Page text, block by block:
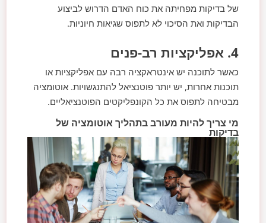
של בדיקות מפחיתה את כוח האדם הדרוש לביצוע
הבדיקות ואת הסיכוי לא לתפוס שגיאות חיוניות.
4. אפליקציות רב-פנים
כאשר לתוכנה יש אינטראקציה רבה עם אפליקציות או
תוכנות אחרות, יש יותר פוטנציאל להתנגשויות. אוטומציה
מבטיחה לתפוס את כל הקונפליקטים הפוטנציאליים.
מי צריך להיות מעורב בתהליך אוטומציה של
בדיקות